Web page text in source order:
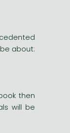
about:
then
will be